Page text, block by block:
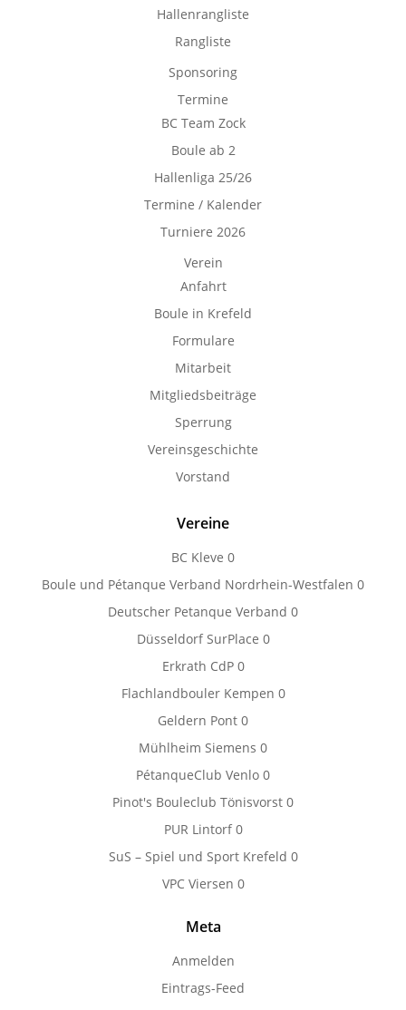
Hallenrangliste
Rangliste
Sponsoring
Termine
BC Team Zock
Boule ab 2
Hallenliga 25/26
Termine / Kalender
Turniere 2026
Verein
Anfahrt
Boule in Krefeld
Formulare
Mitarbeit
Mitgliedsbeiträge
Sperrung
Vereinsgeschichte
Vorstand
Vereine
BC Kleve 0
Boule und Pétanque Verband Nordrhein-Westfalen 0
Deutscher Petanque Verband 0
Düsseldorf SurPlace 0
Erkrath CdP0
Flachlandbouler Kempen 0
Geldern Pont 0
Mühlheim Siemens 0
PétanqueClub Venlo 0
Pinot's Bouleclub Tönisvorst 0
PUR Lintorf0
SuS – Spiel und Sport Krefeld 0
VPC Viersen 0
Meta
Anmelden
Eintrags-Feed